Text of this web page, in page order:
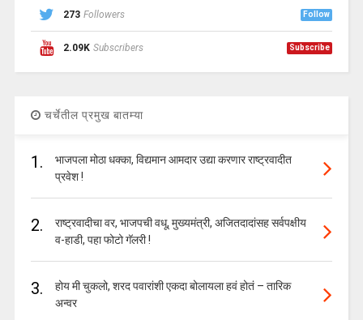
273 Followers Follow
2.09K Subscribers Subscribe
चर्चेतील प्रमुख बातम्या
1.
भाजपला मोठा धक्का, विद्यमान आमदार उद्या करणार राष्ट्रवादीत
प्रवेश !
2.
राष्ट्रवादीचा वर, भाजपची वधू, मुख्यमंत्री, अजितदादांसह सर्वपक्षीय
व-हाडी, पहा फोटो गॅलरी !
3.
होय मी चुकलो, शरद पवारांशी एकदा बोलायला हवं होतं – तारिक
अन्वर